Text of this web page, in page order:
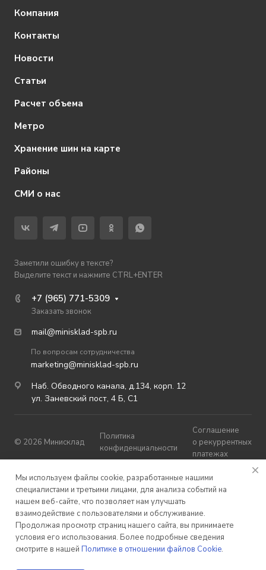
Компания
Контакты
Новости
Статьи
Расчет объема
Метро
Хранение шин на карте
Районы
СМИ о нас
Заметили ошибку в тексте?
Выделите текст и нажмите CTRL+ENTER
+7 (965) 771-5309
Заказать звонок
По вопросам сотрудничества
marketing@minisklad-spb.ru
mail@minisklad-spb.ru
Наб. Обводного канала, д.134, корп. 12
ул. Заневский пост, 4 Б, С1
© 2026 Минисклад
Политика
конфиденциальности
Соглашение
о рекуррентных
платежах
Публичная
оферта
Карта сайта
Разработано в
Мы используем файлы cookie, разработанные нашими
специалистами и третьими лицами, для анализа событий на
нашем веб-сайте, что позволяет нам улучшать
взаимодействие с пользователями и обслуживание.
Продолжая просмотр страниц нашего сайта, вы принимаете
условия его использования. Более подробные сведения
смотрите в нашей Политике в отношении файлов Cookie.